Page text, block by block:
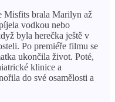
Misfits brala Marilyn až
vodkou nebo
byla herečka ještě v
Po premiéře filmu se
ukončila život. Poté,
klinice a
do své osamělosti a